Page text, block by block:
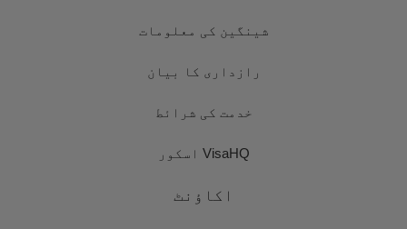
شینگین کی معلومات
رازداری کا بیان
خدمت کی شرائط
VisaHQ اسکور
اکاؤنٹ